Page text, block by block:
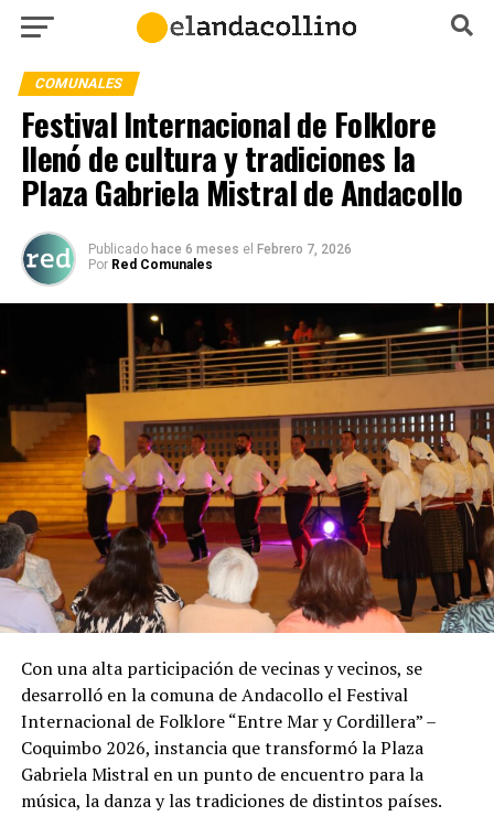
COMUNALES
Festival Internacional de Folklore
llenó de cultura y tradiciones la
Plaza Gabriela Mistral de Andacollo
Publicado hace 6 meses el Febrero 7, 2026
Por Red Comunales
Con una alta participación de vecinas y vecinos, se
desarrolló en la comuna de Andacollo el Festival
Internacional de Folklore “Entre Mar y Cordillera” –
Coquimbo 2026, instancia que transformó la Plaza
Gabriela Mistral en un punto de encuentro para la
música, la danza y las tradiciones de distintos países.